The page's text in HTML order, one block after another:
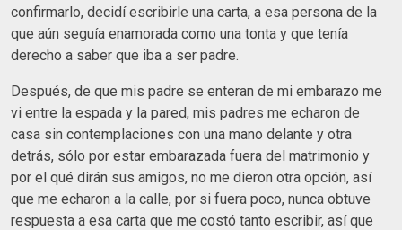
confirmarlo, decidí escribirle una carta, a esa persona de la
que aún seguía enamorada como una tonta y que tenía
derecho a saber que iba a ser padre.
Después, de que mis padre se enteran de mi embarazo me
vi entre la espada y la pared, mis padres me echaron de
casa sin contemplaciones con una mano delante y otra
detrás, sólo por estar embarazada fuera del matrimonio y
por el qué dirán sus amigos, no me dieron otra opción, así
que me echaron a la calle, por si fuera poco, nunca obtuve
respuesta a esa carta que me costó tanto escribir, así que